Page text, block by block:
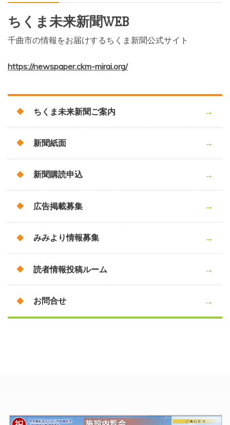
ちくま未来新聞WEB
千曲市の情報をお届けするちくま新聞公式サイト
https://newspaper.ckm-mirai.org/
ちくま未来新聞ご案内
新聞紙面
新聞購読申込
広告掲載募集
みみより情報募集
読者情報投稿ルーム
お問合せ